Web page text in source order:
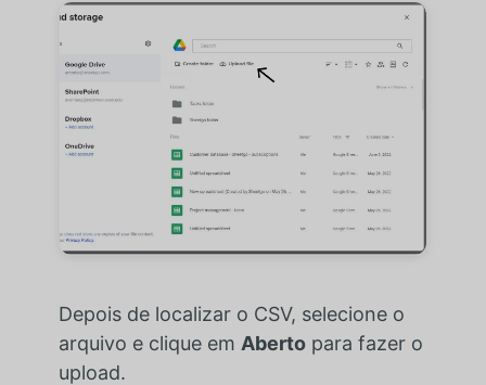
Depois de localizar o CSV, selecione o
arquivo e clique em Abertopara fazer o
upload.